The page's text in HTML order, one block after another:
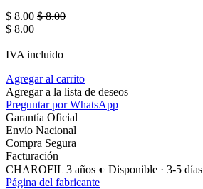
$ 8.00 $8.00
$ 8.00
IVA incluido
Agregar al carrito
Agregar a la lista de deseos
Preguntar por WhatsApp
Garantía Oficial
Envío Nacional
Compra Segura
Facturación
CHAROFIL 3 años ◐ Disponible · 3-5 días
Página del fabricante